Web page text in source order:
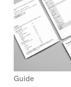
Guide